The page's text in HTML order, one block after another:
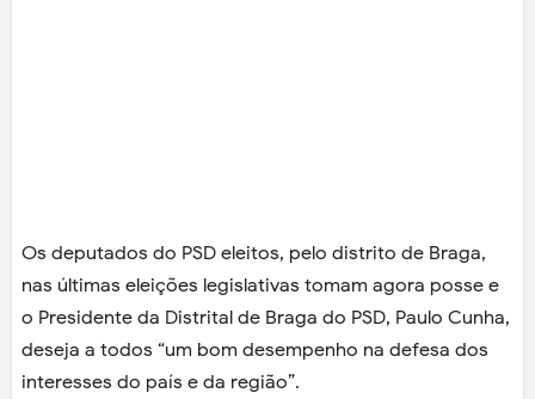
Os deputados do PSD eleitos, pelo distrito de Braga,
nas últimas eleições legislativas tomam agora posse e
o Presidente da Distrital de Braga do PSD, Paulo Cunha,
deseja a todos “um bom desempenho na defesa dos
interesses do país e da região”.